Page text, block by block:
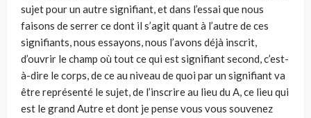
sujet pour un autre signifiant, et dans l’essai que nous
faisons de serrer ce dont il s’agit quant à l’autre de ces
signifiants, nous essayons, nous l’avons déjà inscrit,
d’ouvrir le champ où tout ce qui est signifiant second, c’est-
à-dire le corps, de ce au niveau de quoi par un signifiant va
être représenté le sujet, de l’inscrire au lieu du A, ce lieu qui
est le grand Autre et dont je pense vous vous souvenez